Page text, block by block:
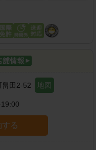
畠田2-52 地図
る